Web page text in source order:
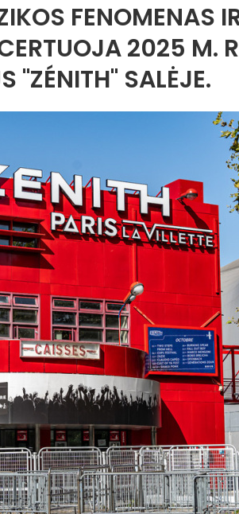
FENOMENAS
2025 M.
"ZÉNITH" SALĖJE.